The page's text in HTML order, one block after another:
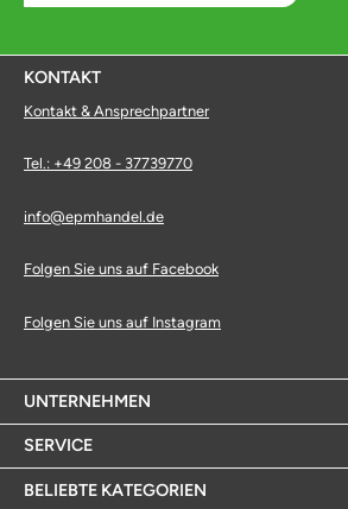
KONTAKT
Kontakt & Ansprechpartner
Tel.: +49 208 - 37739770
info@epmhandel.de
Folgen Sie uns auf Facebook
Folgen Sie uns auf Instagram
UNTERNEHMEN
SERVICE
BELIEBTE KATEGORIEN